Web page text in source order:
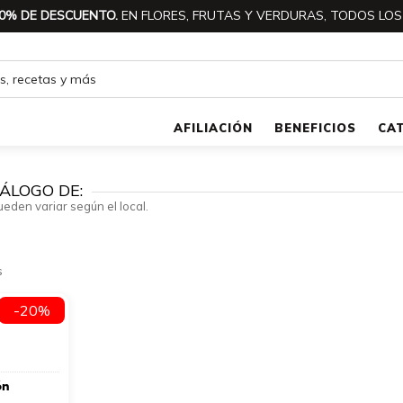
DE DESCUENTO. EN FLORES, FRUTAS Y VERDURAS, TODOS
AFILIACIÓN BENEFICIOS
DE:
variar según el local.
-20%